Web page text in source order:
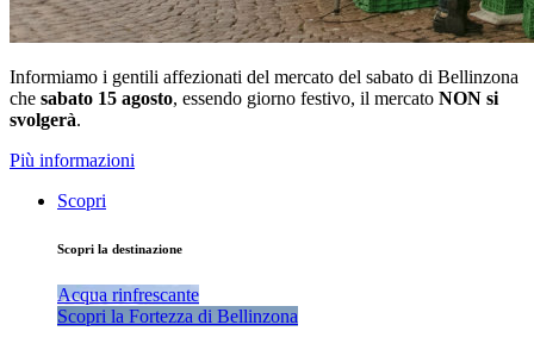
Informiamo i gentili affezionati del mercato del sabato di Bellinzona
che sabato 15 agosto, essendo giorno festivo, il mercato NON si
svolgerà.
Più informazioni
Scopri
Scopri la destinazione
Acqua rinfrescante
Scopri la Fortezza di Bellinzona